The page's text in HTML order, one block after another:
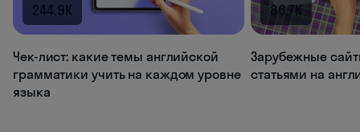
244.9K
Чек-лист: какие темы английской
грамматики учить на каждом уровне
языка
86.7K
Зарубежные
статьями на